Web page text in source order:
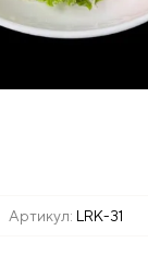
Артикул: LRK-31